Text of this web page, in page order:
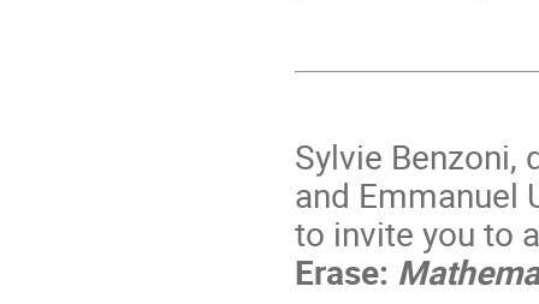
Sylvie Benzoni,
and Emmanuel
to invite you to
Erase: